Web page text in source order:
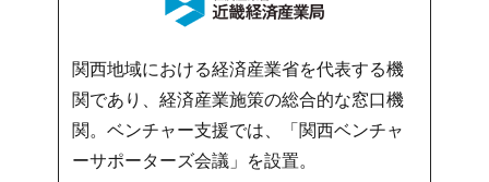
関西地域における経済産業省を代表する機
関であり、経済産業施策の総合的な窓口機
関。ベンチャー支援では、「関西ベンチャ
ーサポーターズ会議」を設置。